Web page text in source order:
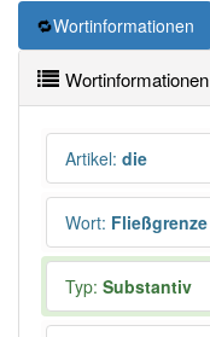
Wortinformationen
Wortinformationen
Artikel: die
Wort: Fließgrenze
Typ: Substantiv